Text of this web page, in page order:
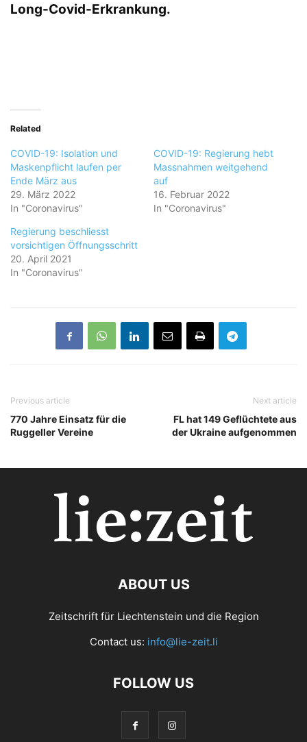
Long-Covid-Erkrankung.
Related
COVID-19: Isolation und
Maskenpflicht laufen per
Ende März aus
29. März 2022
In "Coronavirus"
COVID-19: Regierung hebt
Massnahmen weitgehend
auf
16. Februar 2022
In "Coronavirus"
Regierung beschliesst
vorsichtigen Öffnungsschritt
20. April 2021
In "Coronavirus"
Previous article
770 Jahre Einsatz für die
Ruggeller Vereine
Next article
FL hat 149 Geflüchtete aus
der Ukraine aufgenommen
ABOUT US
Zeitschrift für Liechtenstein und die Region
Contact us: info@lie-zeit.li
FOLLOW US